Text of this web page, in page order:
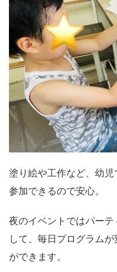
塗り絵や工作など、幼
参加できるので安心。
夜のイベントではパー
して、毎日プログラム
ができます。